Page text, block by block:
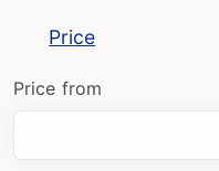
Price
Price from